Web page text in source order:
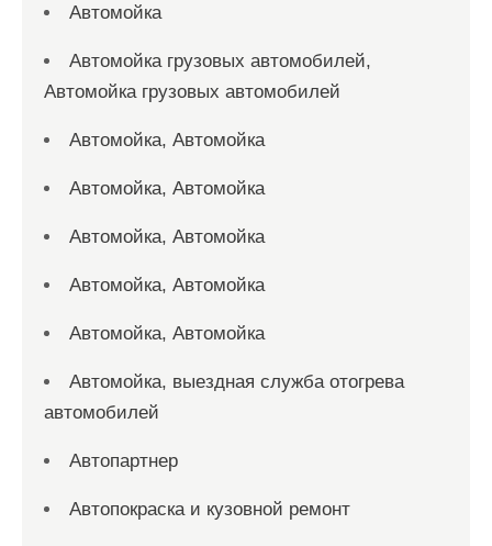
Автомойка
Автомойка грузовых автомобилей,
Автомойка грузовых автомобилей
Автомойка, Автомойка
Автомойка, Автомойка
Автомойка, Автомойка
Автомойка, Автомойка
Автомойка, Автомойка
Автомойка, выездная служба отогрева
автомобилей
Автопартнер
Автопокраска и кузовной ремонт